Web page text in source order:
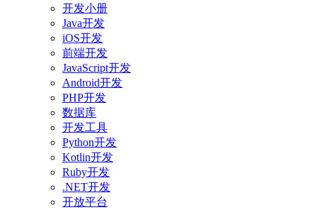
开发小册
Java开发
iOS开发
前端开发
JavaScript开发
Android开发
PHP开发
数据库
开发工具
Python开发
Kotlin开发
Ruby开发
.NET开发
开放平台